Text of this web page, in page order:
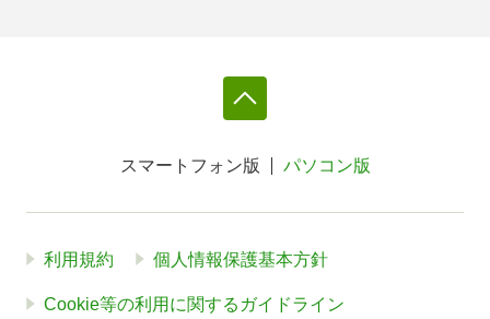
スマートフォン版 パソコン版
利用規約 個人情報保護基本方針
Cookie等の利用に関するガイドライン